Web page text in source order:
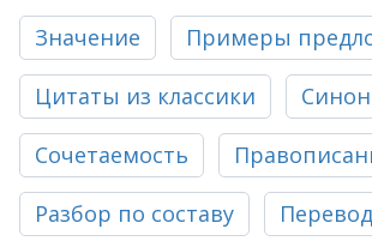
Значение
Примеры
Цитаты из классики
Сочетаемость
Разбор по составу Перевод